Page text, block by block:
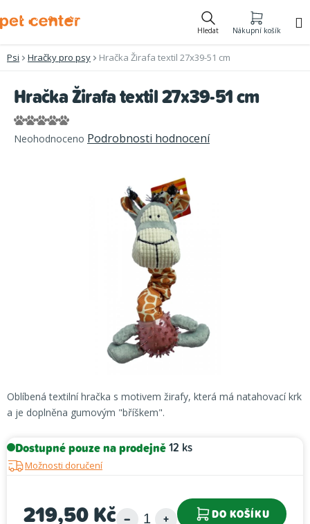
na
Hledat Nákupní košík
Psi Hračky pro psy Hračka Žirafa textil 27x39-51 cm
Oblíbená textilní hračka s motivem žirafy, která má natahovací krk
a je doplněna gumovým "bříškem".
Dostupné pouze na prodejně12 ks
Možnosti doručení
219,50 Kč DO KOŠÍKU
Hračka Žirafa textil 27x39-51 cm
Průměrné
hodnocení
Neohodnoceno Podrobnosti hodnocení